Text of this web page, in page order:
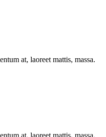
at, laoreet mattis, massa.
at, laoreet mattis, massa.